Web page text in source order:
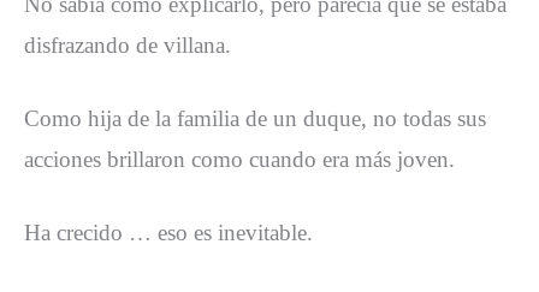
disfrazando de villana.
Como hija de la familia de un duque, no todas sus
acciones brillaron como cuando era más joven.
Ha crecido … eso es inevitable.